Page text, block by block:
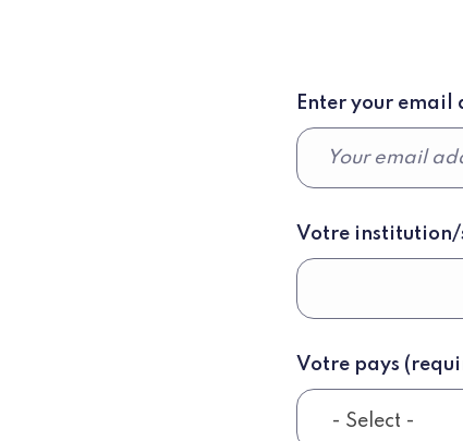
Enter your email
Votre institution/
Votre pays
- Select -